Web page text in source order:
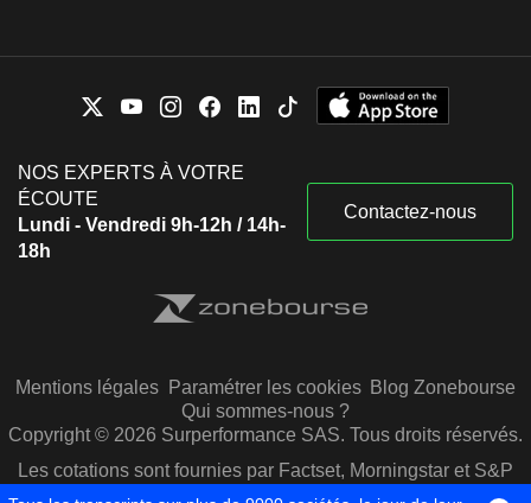
NOS EXPERTS À VOTRE
ÉCOUTE
Lundi - Vendredi 9h-12h / 14h-
18h
Contactez-nous
Mentions légales Paramétrer les cookies Blog Zonebourse
Qui sommes-nous ?
Copyright © 2026 Surperformance SAS. Tous droits réservés.
Les cotations sont fournies par Factset, Morningstar et S&P
Capital IQ